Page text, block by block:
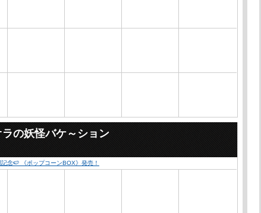
の妖怪バケ～ション
念🍉 《ポップコーンBOX》発売！